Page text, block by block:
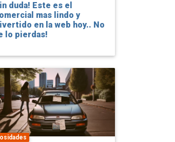
duda! Este es el
mas lindo y
en la web hoy.. No
lo pierdas!